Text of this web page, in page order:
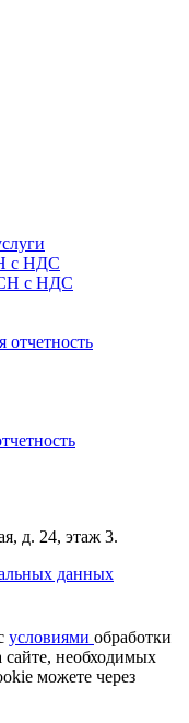
с НДС
с НДС
отчетность
д. 24, этаж 3.
данных
условиями обработки
необходимых
можете через